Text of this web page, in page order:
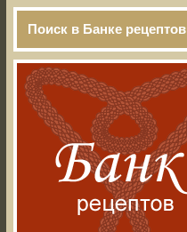
Поиск в Банке рецептов